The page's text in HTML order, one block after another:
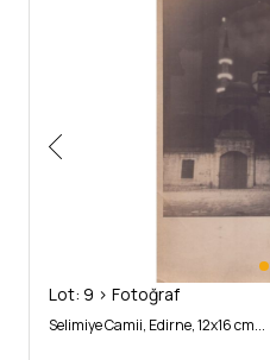
Lot: 9 > Fotoğraf
Selimiye Camii, Edirne, 12x16 cm...